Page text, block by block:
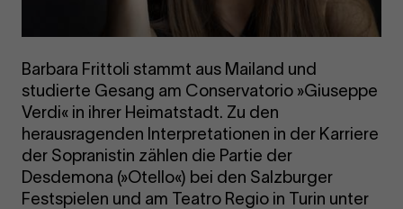
Barbara Frittoli stammt aus Mailand und
studierte Gesang am Conservatorio »Giuseppe
Verdi« in ihrer Heimatstadt. Zu den
herausragenden Interpretationen in der Karriere
der Sopranistin zählen die Partie der
Desdemona (»Otello«) bei den Salzburger
Festspielen und am Teatro Regio in Turin unter